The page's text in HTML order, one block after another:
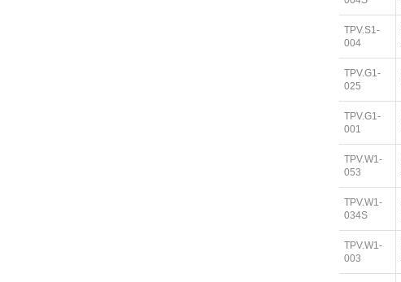
TPV.S1-
004
TPV.G1-
025
TPV.G1-
001
TPV.W1-
053
TPV.W1-
034S
TPV.W1-
003